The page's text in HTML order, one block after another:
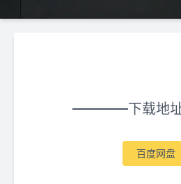
下载地
百度网盘